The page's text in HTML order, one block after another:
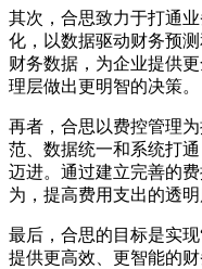
其次，合思致力于打通
化，以数据驱动财务预
财务数据，为企业提供
理层做出更明智的决策。
再者，合思以费控管理
范、数据统一和系统打
迈进。通过建立完善的
为，提高费用支出的透明
最后，合思的目标是实
提供更高效、更智能的